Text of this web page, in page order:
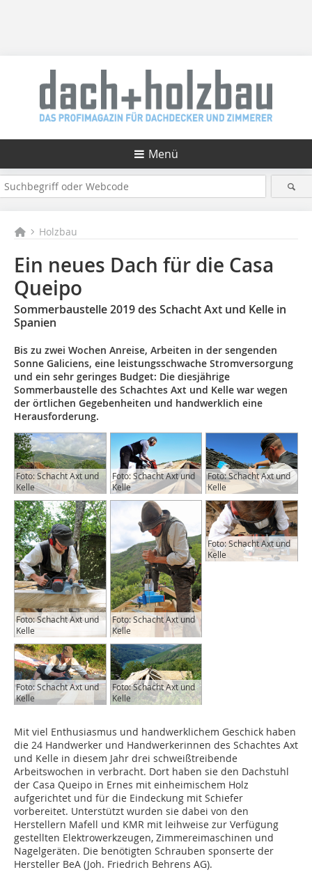
Menü
Holzbau
Ein neues Dach für die Casa
Queipo
Sommerbaustelle 2019 des Schacht Axt und Kelle in
Spanien
Bis zu zwei Wochen Anreise, Arbeiten in der sengenden
Sonne Galiciens, eine leistungsschwache Stromversorgung
und ein sehr geringes Budget: Die diesjährige
Sommerbaustelle des Schachtes Axt und Kelle war wegen
der örtlichen Gegebenheiten und handwerklich eine
Herausforderung.
Foto: Schacht Axt und
Kelle
Foto: Schacht Axt und
Kelle
Foto: Schacht Axt und
Kelle
Foto: Schacht Axt und
Kelle
Foto: Schacht Axt und
Kelle
Foto: Schacht Axt und
Kelle
Foto: Schacht Axt und
Kelle
Foto: Schacht Axt und
Kelle
Mit viel Enthusiasmus und handwerklichem Geschick haben
die 24 Handwerker und Handwerkerinnen des Schachtes Axt
und Kelle in diesem Jahr drei schweißtreibende
Arbeitswochen in verbracht. Dort haben sie den Dachstuhl
der Casa Queipo in Ernes mit einheimischem Holz
aufgerichtet und für die Eindeckung mit Schiefer
vorbereitet. Unterstützt wurden sie dabei von den
Herstellern Mafell und KMR mit leihweise zur Verfügung
gestellten Elektrowerkzeugen, Zimmereimaschinen und
Nagelgeräten. Die benötigten Schrauben sponserte der
Hersteller BeA (Joh. Friedrich Behrens AG).